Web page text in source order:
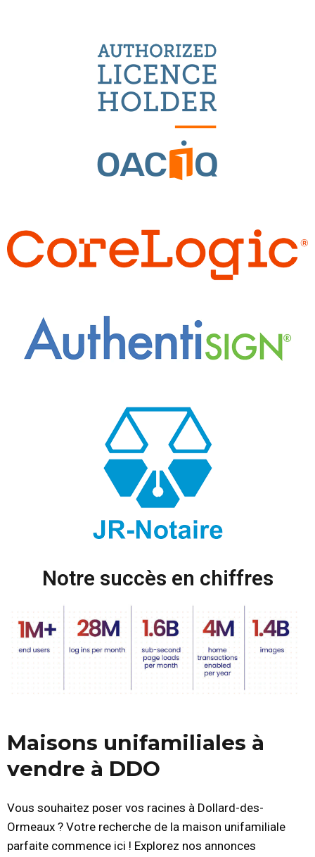
Notre succès en chiffres
Maisons unifamiliales à
vendre à DDO
Vous souhaitez poser vos racines à Dollard-des-
Ormeaux ? Votre recherche de la maison unifamiliale
parfaite commence ici ! Explorez nos annonces